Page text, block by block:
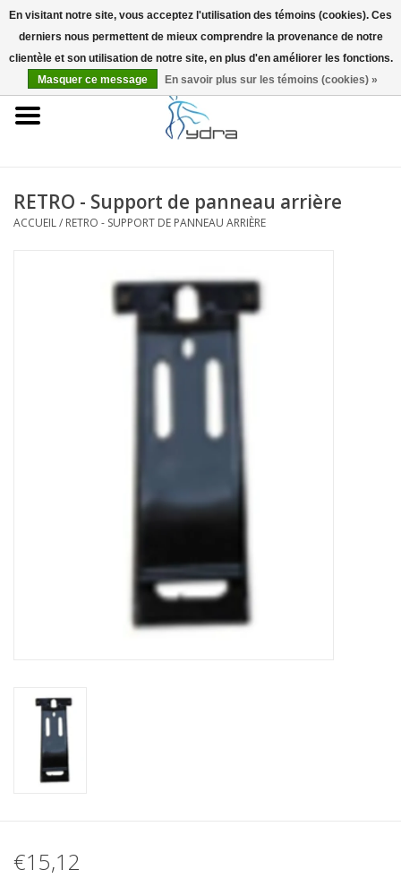
EUR
Accueil
RETRO - Support de panneau arrière
ACCUEIL/ RETRO - SUPPORT DE PANNEAU ARRIÈRE
€15,12
En visitant notre site, vous acceptez l'utilisation des témoins (cookies). Ces
derniers nous permettent de mieux comprendre la provenance de notre
clientèle et son utilisation de notre site, en plus d'en améliorer les fonctions.
Masquer ce message
En savoir plus sur les témoins (cookies) »